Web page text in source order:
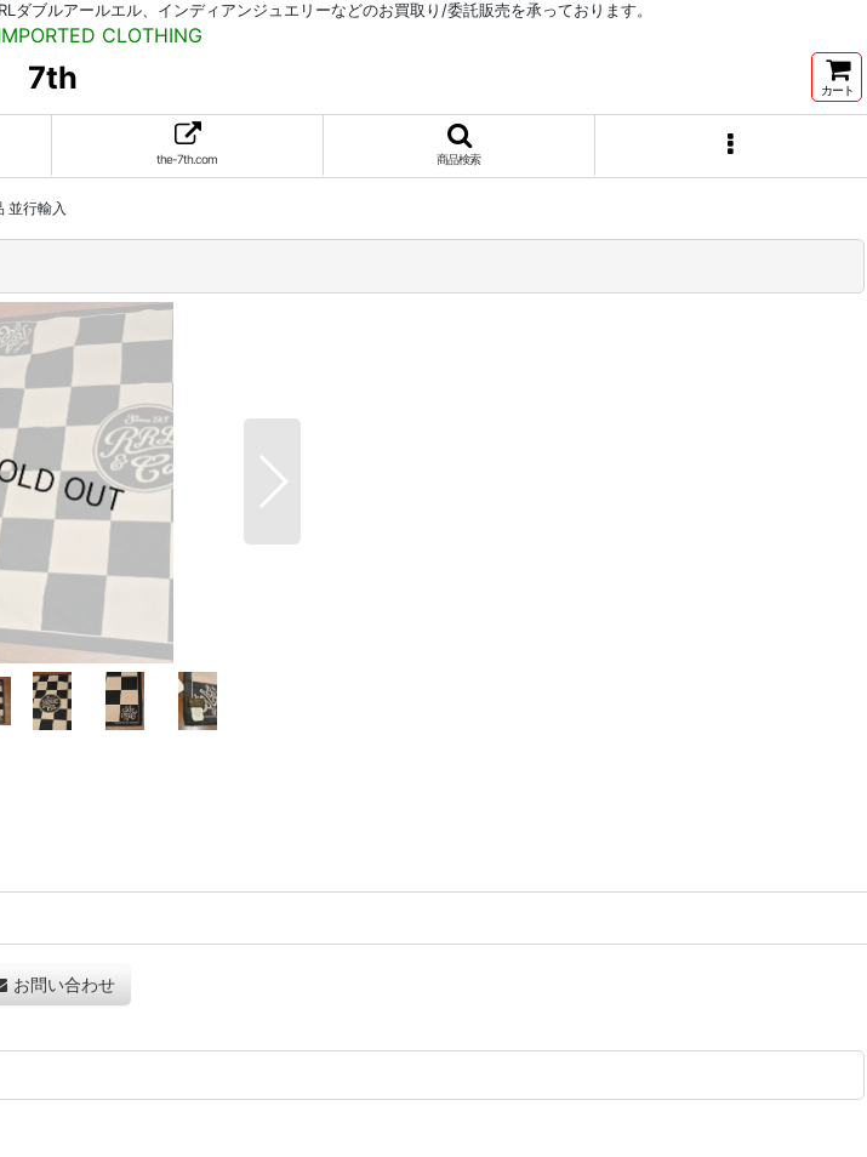
ブルアールエル、インディアンジュエリーなどのお買取り/委託販売を承っております。
CLOTHING
7th カート
the-7th.com 商品検索
並行輸入
お問い合わせ